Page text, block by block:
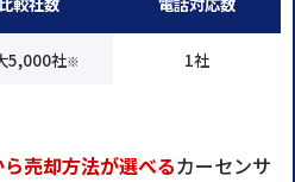
較社数
5,000社※
電話対応数
1社
売却方法が選べるカーセンサ